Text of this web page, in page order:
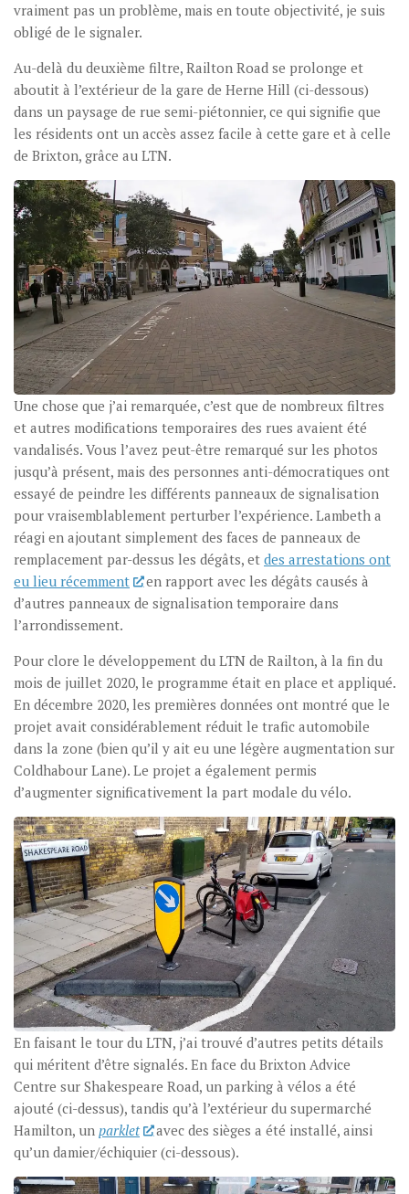
vraiment pas un problème, mais en toute objectivité, je suis
obligé de le signaler.
Au-delà du deuxième filtre, Railton Road se prolonge et
aboutit à l’extérieur de la gare de Herne Hill (ci-dessous)
dans un paysage de rue semi-piétonnier, ce qui signifie que
les résidents ont un accès assez facile à cette gare et à celle
de Brixton, grâce au LTN.
Une chose que j’ai remarquée, c’est que de nombreux filtres
et autres modifications temporaires des rues avaient été
vandalisés. Vous l’avez peut-être remarqué sur les photos
jusqu’à présent, mais des personnes anti-démocratiques ont
essayé de peindre les différents panneaux de signalisation
pour vraisemblablement perturber l’expérience. Lambeth a
réagi en ajoutant simplement des faces de panneaux de
remplacement par-dessus les dégâts, et des arrestations ont
eu lieu récemment
en rapport avec les dégâts causés à
d’autres panneaux de signalisation temporaire dans
l’arrondissement.
Pour clore le développement du LTN de Railton, à la fin du
mois de juillet 2020, le programme était en place et appliqué.
En décembre 2020, les premières données ont montré que le
projet avait considérablement réduit le trafic automobile
dans la zone (bien qu’il y ait eu une légère augmentation sur
Coldhabour Lane). Le projet a également permis
d’augmenter significativement la part modale du vélo.
En faisant le tour du LTN, j’ai trouvé d’autres petits détails
qui méritent d’être signalés. En face du Brixton Advice
Centre sur Shakespeare Road, un parking à vélos a été
ajouté (ci-dessus), tandis qu’à l’extérieur du supermarché
Hamilton, un parklet
avec des sièges a été installé, ainsi
qu’un damier/échiquier (ci-dessous).